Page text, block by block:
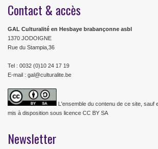
Contact & accès
GAL Culturalité en Hesbaye brabançonne asbl
1370 JODOIGNE
Rue du Stampia,36
Tel : 0032 (0)10 24 17 19
E-mail : gal@culturalite.be
L'ensemble du contenu de ce site, sauf
mis à disposition sous licence CC BY SA
Newsletter